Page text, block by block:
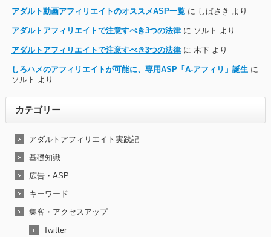
アダルト動画アフィリエイトのオススメASP一覧に しばさき より
アダルトアフィリエイトで注意すべき3つの法律に ソルト より
アダルトアフィリエイトで注意すべき3つの法律に 木下より
しろハメのアフィリエイトが可能に、専用ASP「A-アフィリ」誕生に
ソルト より
カテゴリー
アダルトアフィリエイト実践記
基礎知識
広告・ASP
キーワード
集客・アクセスアップ
Twitter